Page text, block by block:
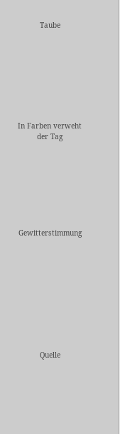
Taube
In Farben verweht
der Tag
Gewitterstimmung
Quelle